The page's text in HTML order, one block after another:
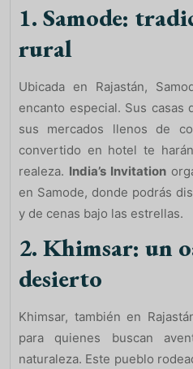
1. Samode:
rural
Ubicada en Rajastán,
encanto especial. Sus casas
sus mercados llenos de
convertido en hotel te
realeza. India’s Invitation
en Samode, donde podrás
y de cenas bajo las estrellas.
2. Khimsar: un
desierto
Khimsar, también en
para quienes buscan
naturaleza. Este pueblo